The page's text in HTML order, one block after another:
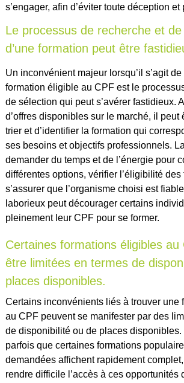
s’engager, afin d’éviter toute déception et
Le processus de recherche et
d’une formation peut être
Un inconvénient majeur lorsqu’il s’agit
formation éligible au CPF est le
de sélection qui peut s’avérer fastidieux.
d’offres disponibles sur le marché, il peut
trier et d’identifier la formation qui
ses besoins et objectifs professionnels.
demander du temps et de l’énergie pour
différentes options, vérifier l’éligibilité des
s’assurer que l’organisme choisi est
laborieux peut décourager certains
pleinement leur CPF pour se former.
Certaines formations éligibles au
être limitées en termes de
places disponibles.
Certains inconvénients liés à trouver une
au CPF peuvent se manifester par des
de disponibilité ou de places disponibles.
parfois que certaines formations
demandées affichent rapidement
rendre difficile l’accès à ces opportunités